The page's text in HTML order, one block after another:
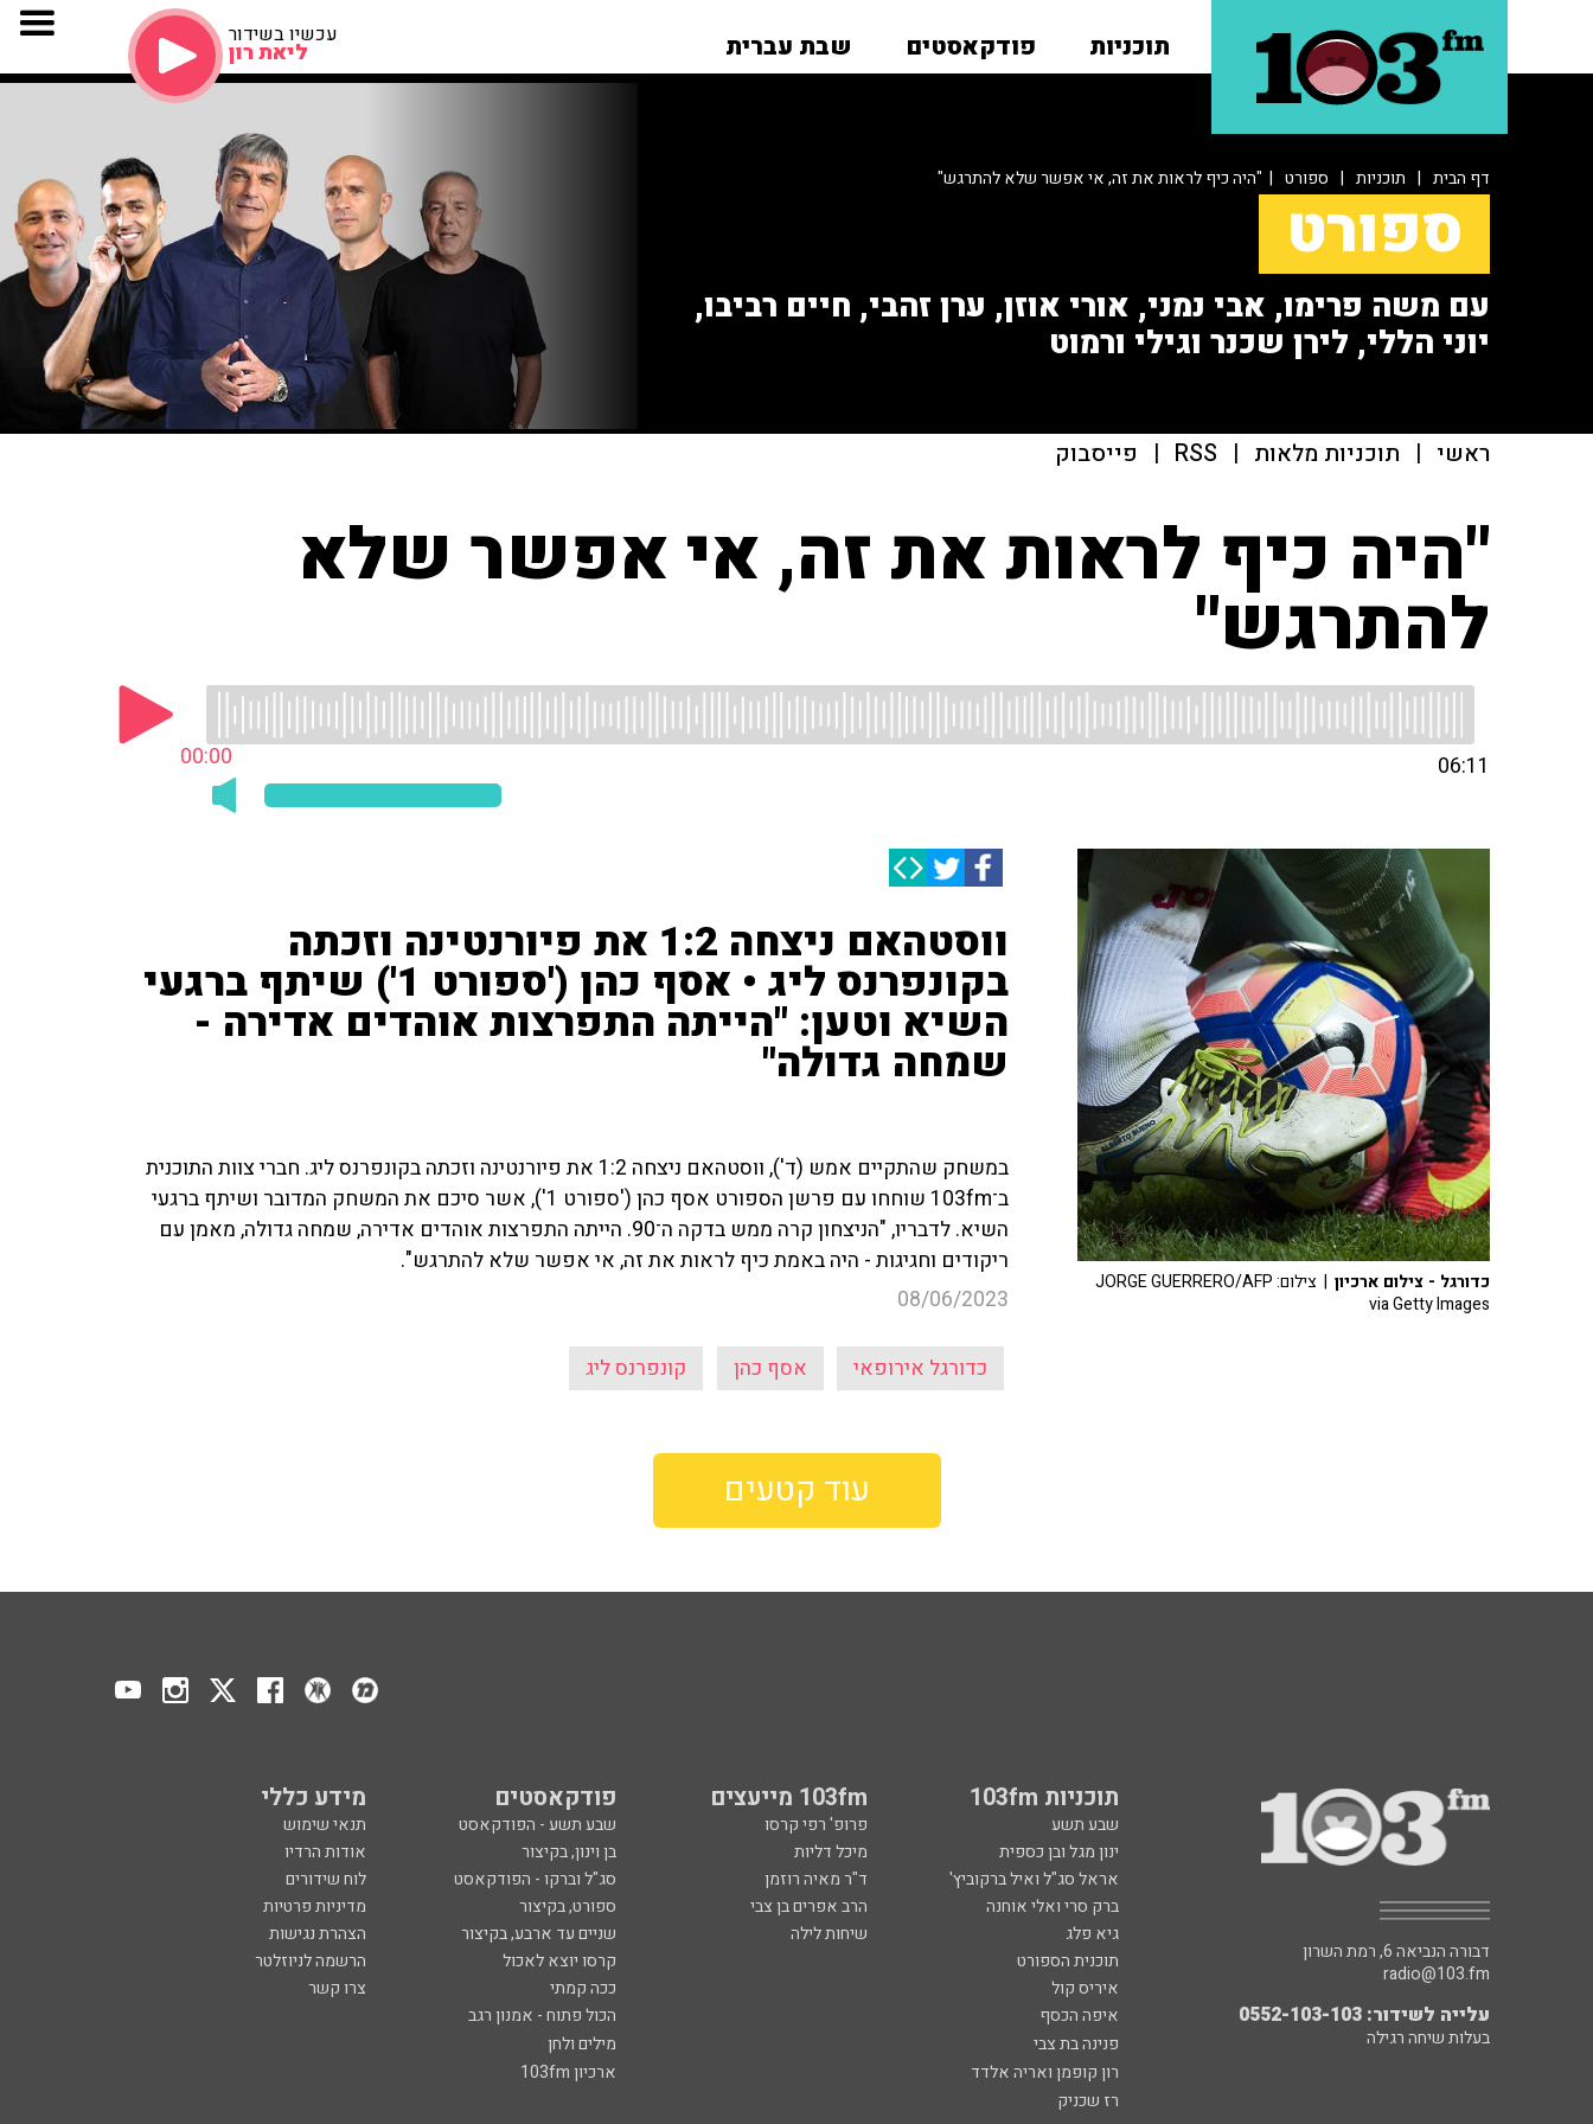
תוכניות פודקאסטים שבת עברית עכשיו בשידור
ליאת רון
דף הבית | תוכניות | ספורט | "היה כיף לראות את זה, אי אפשר שלא להתרגש"
ספורט
עם משה פרימו, אבי נמני, אורי אוזן, ערן זהבי, חיים רביבו,
יוני הללי, לירן שכנר וגילי ורמוט
ראשי | תוכניות מלאות |
RSS
| פייסבוק
"היה כיף לראות את זה, אי אפשר שלא
להתרגש"
00:00 06:11
ווסטהאם ניצחה 1:2 את פיורנטינה וזכתה
בקונפרנס ליג • אסף כהן ('ספורט 1') שיתף ברגעי
השיא וטען: "הייתה התפרצות אוהדים אדירה -
שמחה גדולה"
במשחק שהתקיים אמש (ד'), ווסטהאם ניצחה 1:2 את פיורנטינה וזכתה בקונפרנס ליג. חברי צוות התוכנית
ב־103fm שוחחו עם פרשן הספורט אסף כהן ('ספורט 1'), אשר סיכם את המשחק המדובר ושיתף ברגעי
השיא. לדבריו, "הניצחון קרה ממש בדקה ה־90. הייתה התפרצות אוהדים אדירה, שמחה גדולה, מאמן עם
ריקודים וחגיגות - היה באמת כיף לראות את זה, אי אפשר שלא להתרגש".
08/06/2023
כדורגל אירופאי אסף כהן קונפרנס ליג
כדורגל - צילום ארכיון
| צילום: JORGE GUERRERO/AFP
via Getty Images
עוד קטעים
תוכניות 103fm 103fm מייעצים פודקאסטים מידע כללי
שבע תשע פרופ' רפי קרסו שבע תשע - הפודקאסט
תנאי שימוש
ינון מגל ובן כספית
מיכל דליות בן וינון, בקיצור
אודות הרדיו
אראל סג"ל ואיל ברקוביץ'
ד"ר מאיה רוזמן סג"ל וברקו - הפודקאסט
לוח שידורים
ברק סרי ואלי אוחנה
הרב אפרים בן צבי ספורט, בקיצור
מדיניות פרטיות
גיא פלג
שיחות לילה שניים עד ארבע, בקיצור
הצהרת נגישות
תוכנית הספורט
קרסו יוצא לאכול
הרשמה לניוזלטר
איריס קול
ככה קמתי
צרו קשר
איפה הכסף
הכול פתוח - אמנון רגב
פנינה בת צבי
מילים ולחן
רון קופמן ואריה אלדד
ארכיון 103fm
רז שכניק
דבורה הנביאה 6, רמת השרון
radio@103.fm
עלייה לשידור: 0552-103-103
בעלות שיחה רגילה